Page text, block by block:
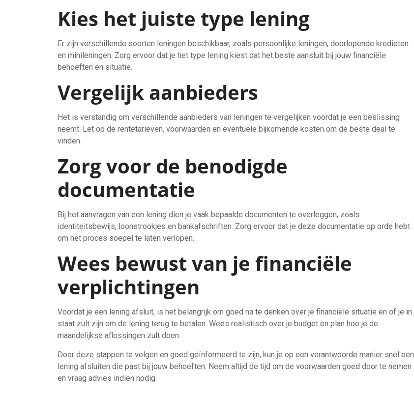
Kies het juiste type lening
Er zijn verschillende soorten leningen beschikbaar, zoals persoonlijke leningen, doorlopende kredieten
en minileningen. Zorg ervoor dat je het type lening kiest dat het beste aansluit bij jouw financiële
behoeften en situatie.
Vergelijk aanbieders
Het is verstandig om verschillende aanbieders van leningen te vergelijken voordat je een beslissing
neemt. Let op de rentetarieven, voorwaarden en eventuele bijkomende kosten om de beste deal te
vinden.
Zorg voor de benodigde
documentatie
Bij het aanvragen van een lening dien je vaak bepaalde documenten te overleggen, zoals
identiteitsbewijs, loonstrookjes en bankafschriften. Zorg ervoor dat je deze documentatie op orde hebt
om het proces soepel te laten verlopen.
Wees bewust van je financiële
verplichtingen
Voordat je een lening afsluit, is het belangrijk om goed na te denken over je financiële situatie en of je in
staat zult zijn om de lening terug te betalen. Wees realistisch over je budget en plan hoe je de
maandelijkse aflossingen zult doen.
Door deze stappen te volgen en goed geïnformeerd te zijn, kun je op een verantwoorde manier snel een
lening afsluiten die past bij jouw behoeften. Neem altijd de tijd om de voorwaarden goed door te nemen
en vraag advies indien nodig.